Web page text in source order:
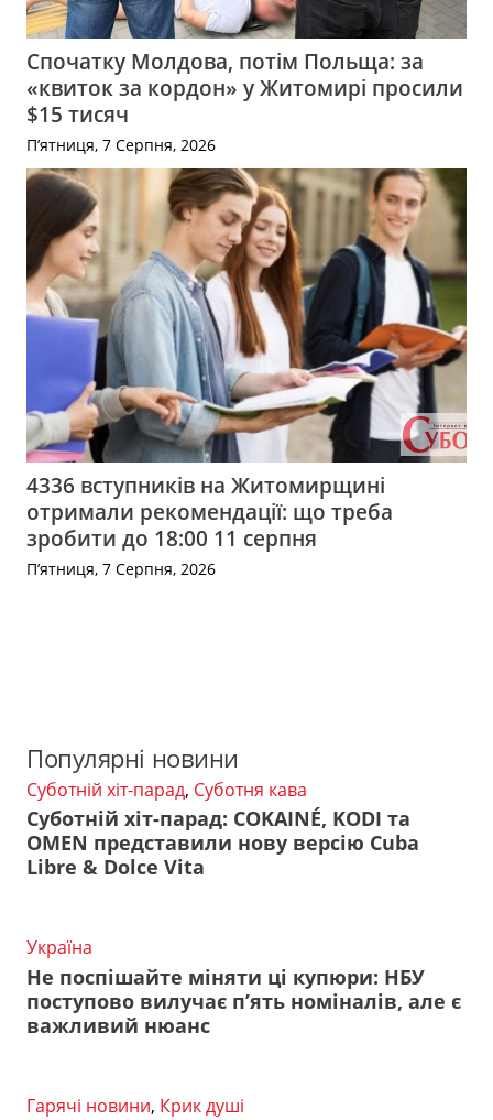
Спочатку Молдова, потім Польща: за
«квиток за кордон» у Житомирі просили
$15 тисяч
П’ятниця, 7 Серпня, 2026
4336 вступників на Житомирщині
отримали рекомендації: що треба
зробити до 18:00 11 серпня
П’ятниця, 7 Серпня, 2026
Популярні новини
Суботній хіт-парад, Суботня кава
Суботній хіт-парад: COKAINÉ, KODI та
OMEN представили нову версію Cuba
Libre & Dolce Vita
Україна
Не поспішайте міняти ці купюри: НБУ
поступово вилучає п’ять номіналів, але є
важливий нюанс
Гарячі новини, Крик душі